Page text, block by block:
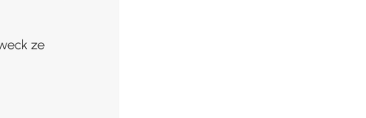
ze